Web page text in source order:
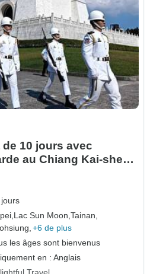
de 10 jours avec
au Chiang Kai-shek
Lac Sun Moon,Tainan,
+6 de plus
les âges sont bienvenus
en : Anglais
Travel